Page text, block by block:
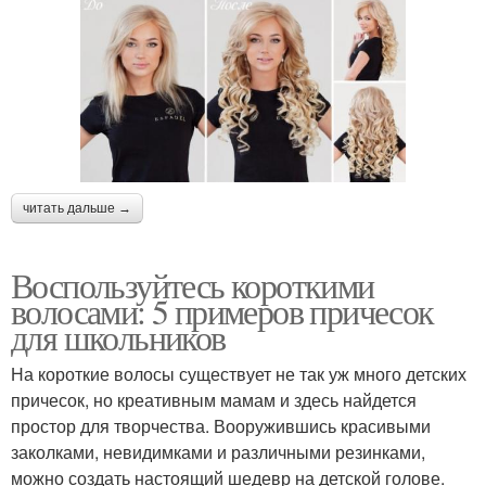
читать дальше →
Воспользуйтесь короткими
волосами: 5 примеров причесок
для школьников
На короткие волосы существует не так уж много детских
причесок, но креативным мамам и здесь найдется
простор для творчества. Вооружившись красивыми
заколками, невидимками и различными резинками,
можно создать настоящий шедевр на детской голове.